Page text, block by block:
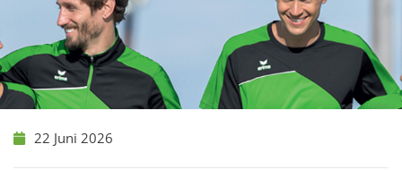
22 Juni 2026